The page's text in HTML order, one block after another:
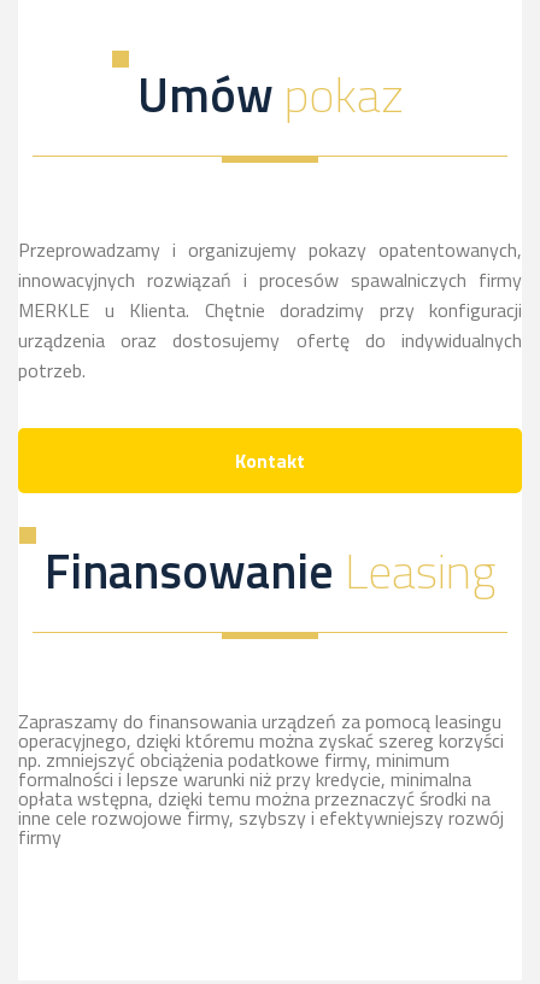
więcej
sie
więcej
dowiesz
sie
Umówpokaz
Przeprowadzamy i organizujemy pokazy opatentowanych,
innowacyjnych rozwiązań i procesów spawalniczych firmy
MERKLE u Klienta. Chętnie doradzimy przy konfiguracji
urządzenia oraz dostosujemy ofertę do indywidualnych
potrzeb.
Kontakt
Finansowanie Leasing
Zapraszamy do finansowania urządzeń za pomocą leasingu
operacyjnego, dzięki któremu można zyskać szereg korzyści
np. zmniejszyć obciążenia podatkowe firmy, minimum
formalności i lepsze warunki niż przy kredycie, minimalna
opłata wstępna, dzięki temu można przeznaczyć środki na
inne cele rozwojowe firmy, szybszy i efektywniejszy rozwój
firmy